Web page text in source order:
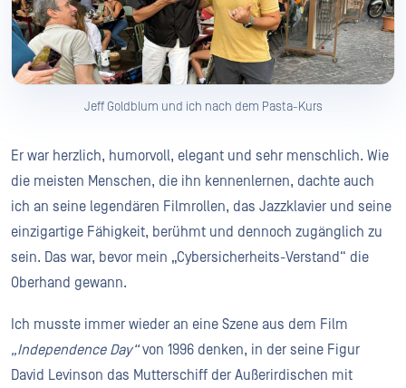
Jeff Goldblum und ich nach dem Pasta-Kurs
Er war herzlich, humorvoll, elegant und sehr menschlich. Wie
die meisten Menschen, die ihn kennenlernen, dachte auch
ich an seine legendären Filmrollen, das Jazzklavier und seine
einzigartige Fähigkeit, berühmt und dennoch zugänglich zu
sein. Das war, bevor mein „Cybersicherheits-Verstand“ die
Oberhand gewann.
Ich musste immer wieder an eine Szene aus dem Film
„Independence Day“von 1996 denken, in der seine Figur
David Levinson das Mutterschiff der Außerirdischen mit